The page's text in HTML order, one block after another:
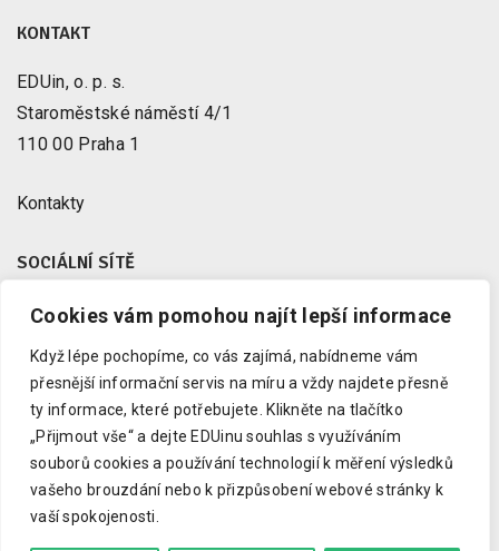
Cookies vám pomohou najít lepší informace
Když lépe pochopíme, co vás zajímá, nabídneme vám
přesnější informační servis na míru a vždy najdete přesně
ty informace, které potřebujete.
Klikněte na tlačítko
„Přijmout vše“ a dejte EDUinu souhlas s využíváním
souborů cookies a používání technologií k měření výsledků
vašeho brouzdání nebo k přizpůsobení webové stránky k
vaší spokojenosti.
KONTAKT
EDUin, o. p. s.
Staroměstské náměstí 4/1
110 00 Praha 1
Kontakty
SOCIÁLNÍ SÍTĚ
Facebook
Instagram
Youtube
LinkedIn
Copyright © 2023 EDUin, o. p. s.